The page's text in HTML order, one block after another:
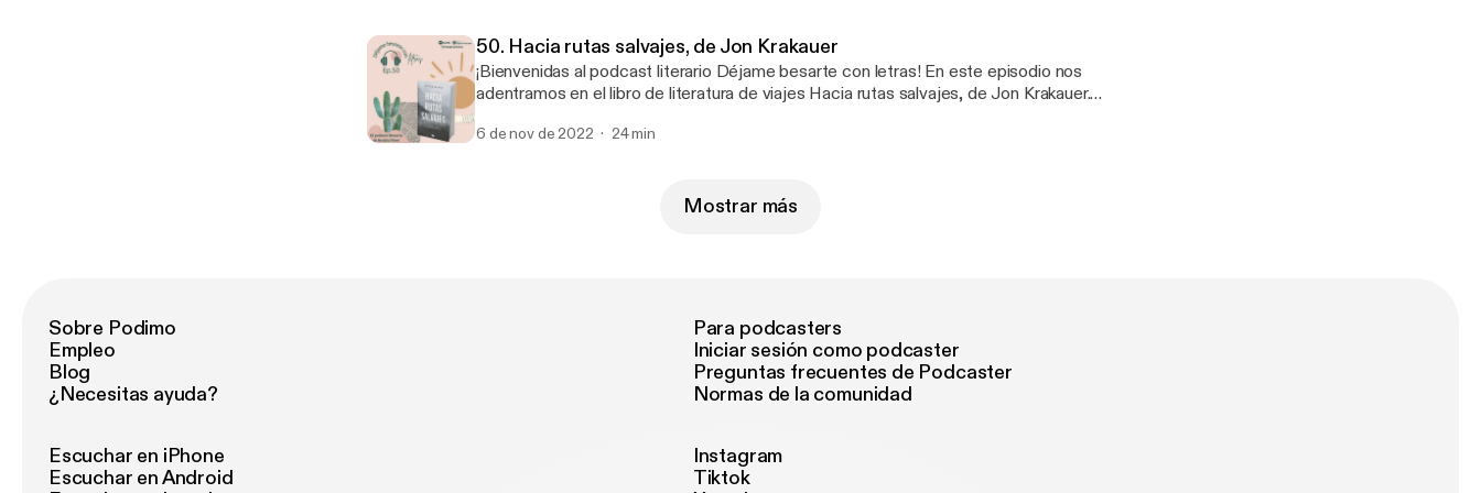
50. Hacia rutas salvajes, de Jon Krakauer
¡Bienvenidas al podcast literario Déjame besarte con letras! En este episodio nos
adentramos en el libro de literatura de viajes Hacia rutas salvajes, de Jon Krakauer.
poquito en su forma. Pasamos por la técnica creativa 4x4x4 y, por último, leo uno de
6 de nov de 2022 24 min
Mostrar más
Sobre Podimo
Empleo
Blog
¿Necesitas ayuda?
Para podcasters
Iniciar sesión como podcaster
Preguntas frecuentes de Podcaster
Normas de la comunidad
Escuchar en iPhone
Escuchar en Android
Instagram
Tiktok